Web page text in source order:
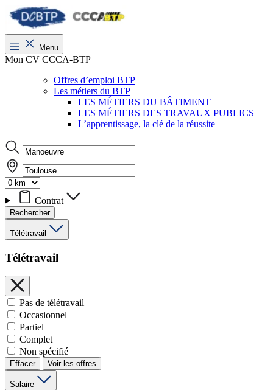
Menu
Mon CV CCCA-BTP
Offres d’emploi BTP
Les métiers du BTP
LES MÉTIERS DU BÂTIMENT
LES MÉTIERS DES TRAVAUX PUBLICS
L’apprentissage, la clé de la réussite
Contrat
Rechercher
Télétravail
Télétravail
Pas de télétravail
Occasionnel
Partiel
Complet
Non spécifié
Effacer Voir les offres
Salaire